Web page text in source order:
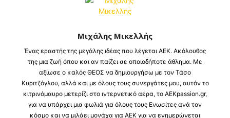
Μιχάλης Μικελλής
Ένας εραστής της μεγάλης ιδέας που λέγεται ΑΕΚ. Ακόλουθος
της μια ζωή όπου και αν παίζει σε οποιοδήποτε άθλημα. Με
αξίωσε ο καλός ΘΕΟΣ να δημιουργήσω με τον Τάσο
Κυριτζόγλου, αλλά και με όλους τους συνεργάτες μου, αυτόν το
κιτρινόμαυρο μετερίζι στο ιντερνετικό αέρα, το AEKpassion.gr,
για να υπάρχει μια φωλιά για όλους τους Ενωσίτες ανά τον
κόσμο και να μιλάει μονάχα για ΑΕΚ για να ενημερώνεται